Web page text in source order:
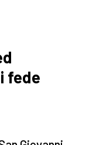
fede